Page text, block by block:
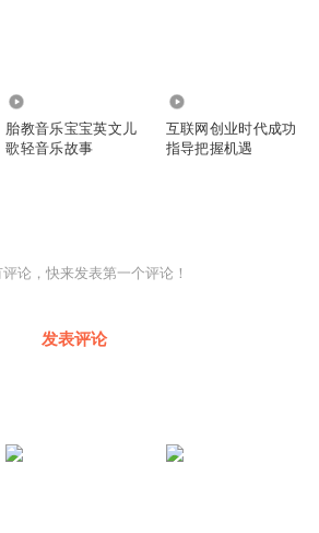
胎教音乐宝宝英文儿
歌轻音乐故事
互联网创业时代成功
指导把握机遇
论，快来发表第一个评论！
发表评论